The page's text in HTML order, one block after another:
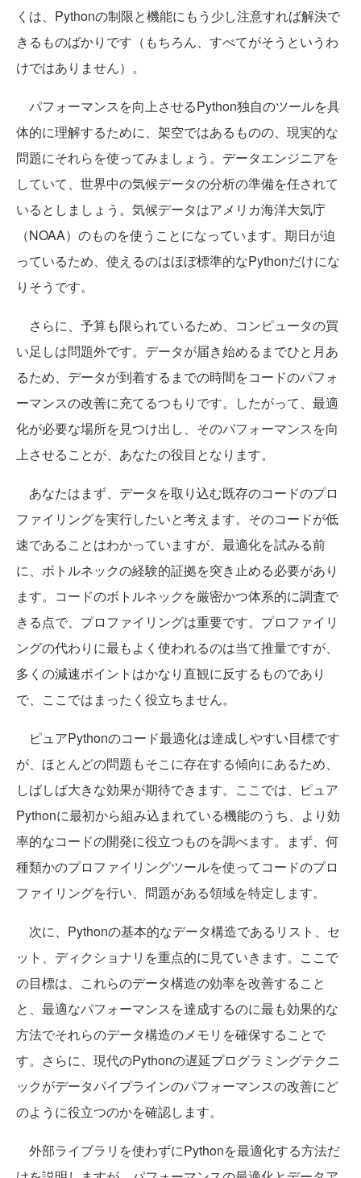
くは、Pythonの制限と機能にもう少し注意すれば解決で
きるものばかりです（もちろん、すべてがそうというわ
けではありません）。
パフォーマンスを向上させるPython独自のツールを具
体的に理解するために、架空ではあるものの、現実的な
問題にそれらを使ってみましょう。データエンジニアを
していて、世界中の気候データの分析の準備を任されて
いるとしましょう。気候データはアメリカ海洋大気庁
（NOAA）のものを使うことになっています。期日が迫
っているため、使えるのはほぼ標準的なPythonだけにな
りそうです。
さらに、予算も限られているため、コンピュータの買
い足しは問題外です。データが届き始めるまでひと月あ
るため、データが到着するまでの時間をコードのパフォ
ーマンスの改善に充てるつもりです。したがって、最適
化が必要な場所を見つけ出し、そのパフォーマンスを向
上させることが、あなたの役目となります。
あなたはまず、データを取り込む既存のコードのプロ
ファイリングを実行したいと考えます。そのコードが低
速であることはわかっていますが、最適化を試みる前
に、ボトルネックの経験的証拠を突き止める必要があり
ます。コードのボトルネックを厳密かつ体系的に調査で
きる点で、プロファイリングは重要です。プロファイリ
ングの代わりに最もよく使われるのは当て推量ですが、
多くの減速ポイントはかなり直観に反するものであり
で、ここではまったく役立ちません。
ピュアPythonのコード最適化は達成しやすい目標です
が、ほとんどの問題もそこに存在する傾向にあるため、
しばしば大きな効果が期待できます。ここでは、ピュア
Pythonに最初から組み込まれている機能のうち、より効
率的なコードの開発に役立つものを調べます。まず、何
種類かのプロファイリングツールを使ってコードのプロ
ファイリングを行い、問題がある領域を特定します。
次に、Pythonの基本的なデータ構造であるリスト、セ
ット、ディクショナリを重点的に見ていきます。ここで
の目標は、これらのデータ構造の効率を改善すること
と、最適なパフォーマンスを達成するのに最も効果的な
方法でそれらのデータ構造のメモリを確保することで
す。さらに、現代のPythonの遅延プログラミングテクニ
ックがデータパイプラインのパフォーマンスの改善にど
のように役立つのかを確認します。
外部ライブラリを使わずにPythonを最適化する方法だ